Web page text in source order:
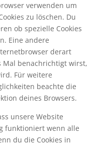
verwenden um
zu löschen. Du
ob spezielle Cookies
Eine andere
derart
Mal benachrichtigt wirst,
Für weitere
beachte die
deines Browsers.
unsere Website
funktioniert wenn alle
du die Cookies in